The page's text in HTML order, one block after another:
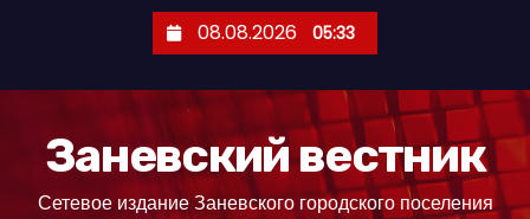
08.08.2026 05:33
Заневский вестник
Сетевое издание Заневского городского поселения